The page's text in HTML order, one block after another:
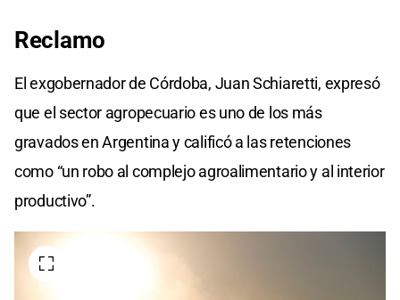
Reclamo
El exgobernador de Córdoba, Juan Schiaretti, expresó
que el sector agropecuario es uno de los más
gravados en Argentina y calificó a las retenciones
como “un robo al complejo agroalimentario y al interior
productivo”.